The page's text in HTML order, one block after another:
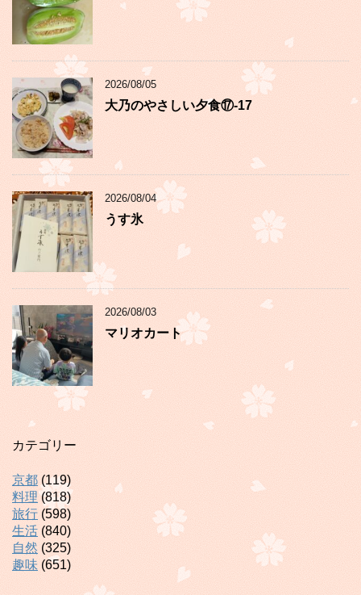
2026/08/05
大乃のやさしい夕食⑰-17
2026/08/04
うす氷
2026/08/03
マリオカート
カテゴリー
京都 (119)
料理(818)
旅行 (598)
生活 (840)
自然 (325)
趣味 (651)